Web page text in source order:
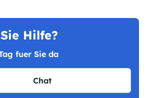
Hilfe?
fuer Sie da
Chat